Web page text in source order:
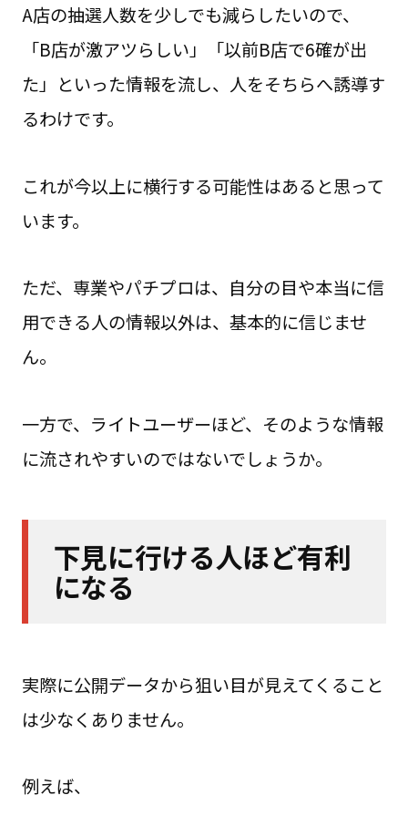
A店の抽選人数を少しでも減らしたいので、
「B店が激アツらしい」「以前B店で6確が出
た」といった情報を流し、人をそちらへ誘導す
るわけです。
これが今以上に横行する可能性はあると思って
います。
ただ、専業やパチプロは、自分の目や本当に信
用できる人の情報以外は、基本的に信じませ
ん。
一方で、ライトユーザーほど、そのような情報
に流されやすいのではないでしょうか。
下見に行ける人ほど有利
になる
実際に公開データから狙い目が見えてくること
は少なくありません。
例えば、